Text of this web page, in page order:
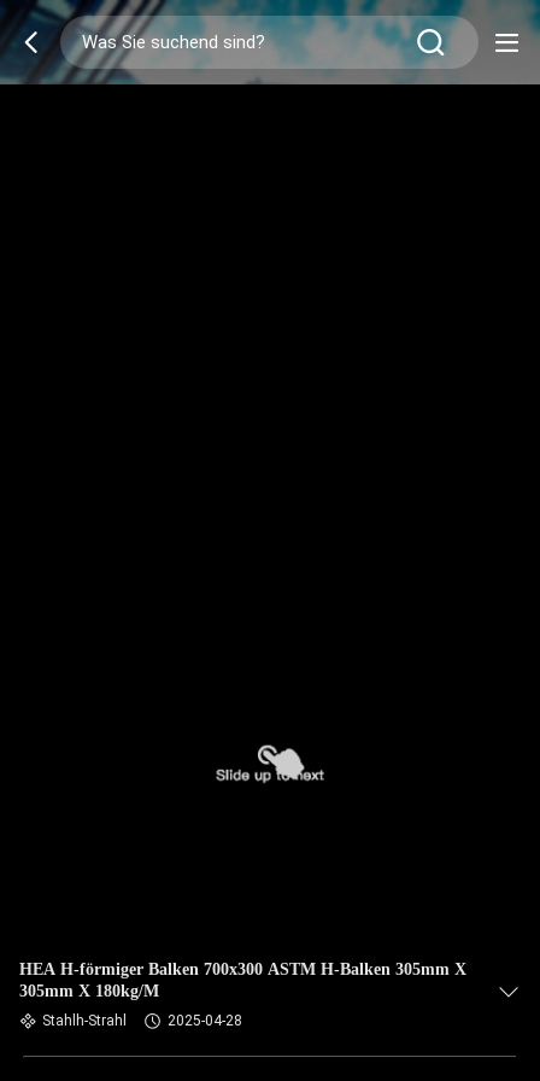
HEA H-förmiger Balken 700x300 ASTM H-Balken 305mm X
305mm X 180kg/M
Stahlh-Strahl 2025-04-28